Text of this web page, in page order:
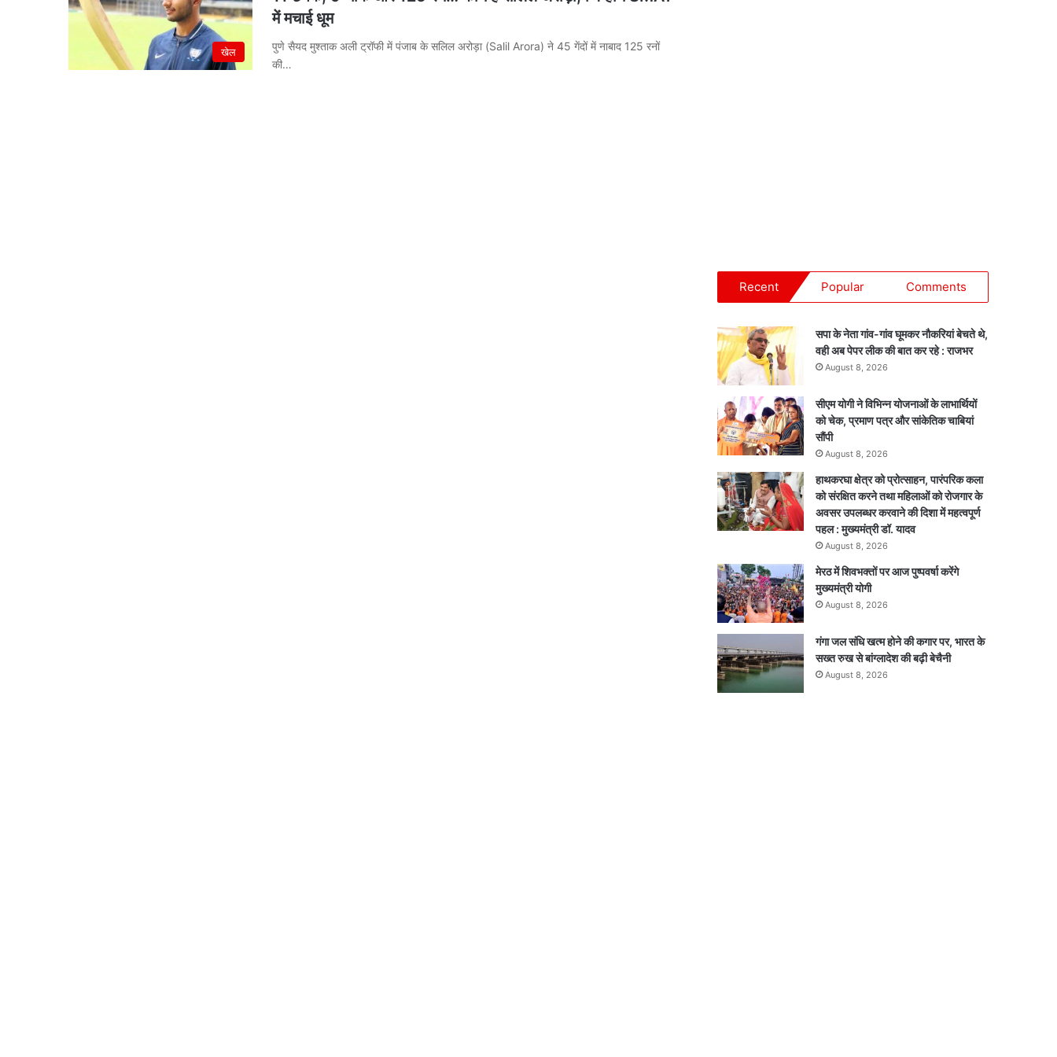
खेल
में मचाई धूम
पुणे सैयद मुश्ताक अली ट्रॉफी में पंजाब के सलिल अरोड़ा (Salil Arora) ने 45 गेंदों में नाबाद 125 रनों
की…
Recent Popular Comments
सपा के नेता गांव-गांव घूमकर नौकरियां बेचते थे,
वही अब पेपर लीक की बात कर रहे : राजभर
August 8, 2026
सीएम योगी ने विभिन्न योजनाओं के लाभार्थियों
को चेक, प्रमाण पत्र और सांकेतिक चाबियां
सौंपी
August 8, 2026
हाथकरघा क्षेत्र को प्रोत्साहन, पारंपरिक कला
को संरक्षित करने तथा महिलाओं को रोजगार के
अवसर उपलब्धर करवाने की दिशा में महत्वपूर्ण
पहल : मुख्यमंत्री डॉ. यादव
August 8, 2026
मेरठ में शिवभक्तों पर आज पुष्पवर्षा करेंगे
मुख्यमंत्री योगी
August 8, 2026
गंगा जल संधि खत्म होने की कगार पर, भारत के
सख्त रुख से बांग्लादेश की बढ़ी बेचैनी
August 8, 2026